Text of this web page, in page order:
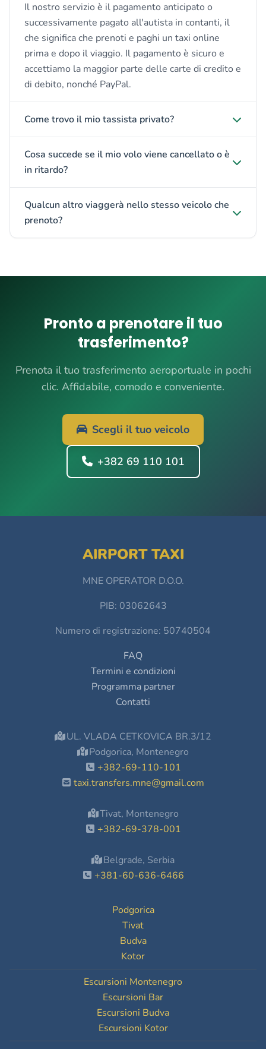
Il nostro servizio è il pagamento anticipato o
successivamente pagato all'autista in contanti, il
che significa che prenoti e paghi un taxi online
prima e dopo il viaggio. Il pagamento è sicuro e
accettiamo la maggior parte delle carte di credito e
di debito, nonché PayPal.
Come trovo il mio tassista privato?
Cosa succede se il mio volo viene cancellato o è
in ritardo?
Qualcun altro viaggerà nello stesso veicolo che
prenoto?
Pronto a prenotare il tuo
trasferimento?
Prenota il tuo trasferimento aeroportuale in pochi
clic. Affidabile, comodo e conveniente.
Scegli il tuo veicolo
+382 69 110 101
AIRPORT TAXI
MNE OPERATOR D.O.O.
PIB: 03062643
Numero di registrazione: 50740504
FAQ
Termini e condizioni
Programma partner
Contatti
UL. VLADA CETKOVICA BR.3/12
Podgorica, Montenegro
+382-69-110-101
taxi.transfers.mne@gmail.com
Tivat, Montenegro
+382-69-378-001
Belgrade, Serbia
+381-60-636-6466
Podgorica
Tivat
Budva
Kotor
Escursioni Montenegro
Escursioni Bar
Escursioni Budva
Escursioni Kotor